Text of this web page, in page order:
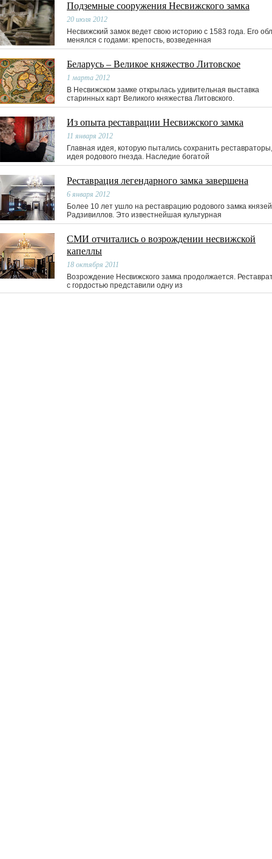
Подземные сооружения Несвижского замка
20 июля 2012
Несвижский замок ведет свою историю с 1583 года. Его
менялся с годами: крепость, возведенная
Беларусь – Великое княжество Литовское
1 марта 2012
В Несвижском замке открылась удивительная выставка
старинных карт Великого княжества Литовского.
Из опыта реставрации Несвижского замка
11 января 2012
Главная идея, которую пытались сохранить
идея родового гнезда. Наследие богатой
Реставрация легендарного замка завершена
6 января 2012
Более 10 лет ушло на реставрацию родового замка князей
Радзивиллов. Это известнейшая культурная
СМИ отчитались о возрождении несвижской
капеллы
18 октября 2011
Возрождение Несвижского замка продолжается.
с гордостью представили одну из